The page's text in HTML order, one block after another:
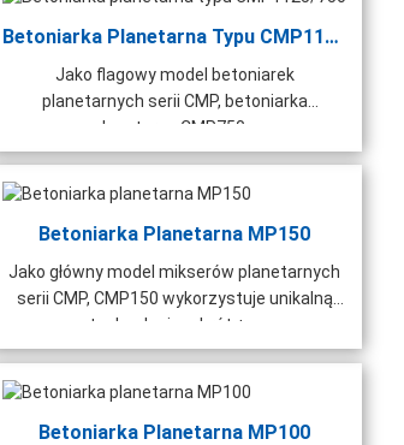
Betoniarka Planetarna Typu CMP1125/750
Jako flagowy model betoniarek
planetarnych serii CMP, betoniarka
planetarna CMP750...
Betoniarka Planetarna MP150
Jako główny model mikserów planetarnych
serii CMP, CMP150 wykorzystuje unikalną
technologię „obrót + ...
Betoniarka Planetarna MP100